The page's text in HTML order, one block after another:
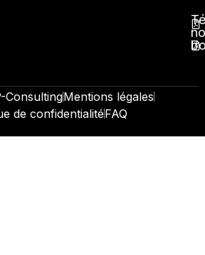
Mentions légales
de confidentialitéFAQ